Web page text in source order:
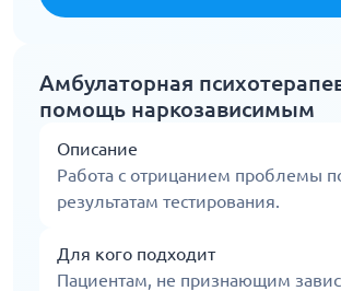
Амбулаторная
помощь наркозависимым
Описание
Работа с отрицанием проблемы
результатам тестирования.
Для кого подходит
Пациентам, не признающим